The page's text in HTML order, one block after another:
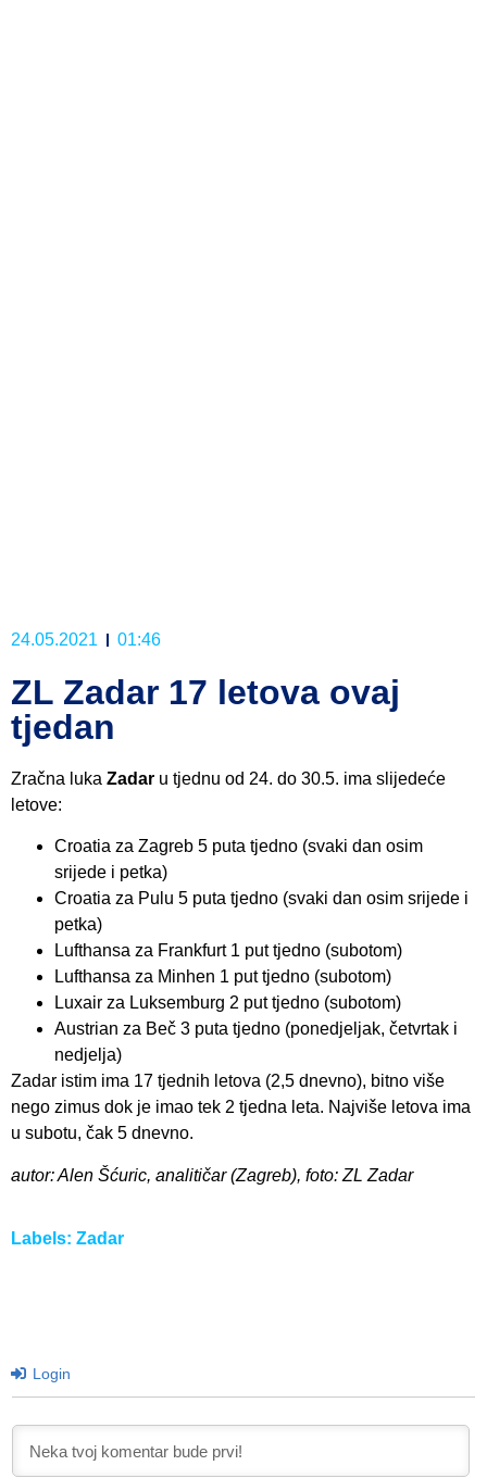
24.05.2021 01:46
ZL Zadar 17 letova ovaj
tjedan
Zračna luka Zadar u tjednu od 24. do 30.5. ima slijedeće
letove:
Croatia za Zagreb 5 puta tjedno (svaki dan osim
srijede i petka)
Croatia za Pulu 5 puta tjedno (svaki dan osim srijede i
petka)
Lufthansa za Frankfurt 1 put tjedno (subotom)
Lufthansa za Minhen 1 put tjedno (subotom)
Luxair za Luksemburg 2 put tjedno (subotom)
Austrian za Beč 3 puta tjedno (ponedjeljak, četvrtak i
nedjelja)
Zadar istim ima 17 tjednih letova (2,5 dnevno), bitno više
nego zimus dok je imao tek 2 tjedna leta. Najviše letova ima
u subotu, čak 5 dnevno.
autor: Alen Šćuric, analitičar (Zagreb), foto: ZL Zadar
Labels: Zadar
Login